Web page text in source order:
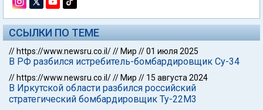
ССЫЛКИ ПО ТЕМЕ
// https://www.newsru.co.il/// Мир //01 июля 2025
В РФ разбился истребитель-бомбардировщик Су-34
// https://www.newsru.co.il/// Мир // 15 августа 2024
В Иркутской области разбился российский
стратегический бомбардировщик Ту-22М3